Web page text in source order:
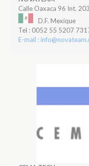
Calle Oaxaca 96 Int.
D.F. Mexique
Tel : 0052 55 5207
E-mail :